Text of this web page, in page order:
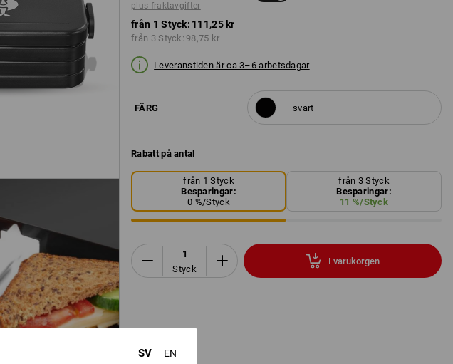
plus fraktavgifter
från 1 Styck: 111,25 kr
från 3 Styck: 98,75 kr
Leveranstiden är ca 3–6 arbetsdagar
FÄRG svart
Rabatt på antal
från 1 Styck
Besparingar:
0 %/Styck
från 3 Styck
Besparingar:
11 %/Styck
Styck
I varukorgen
SV EN